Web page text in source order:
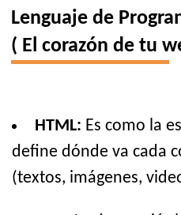
Lenguaje de
( El corazón de tu
HTML: Es como la
define dónde va cada
(textos, imágenes,